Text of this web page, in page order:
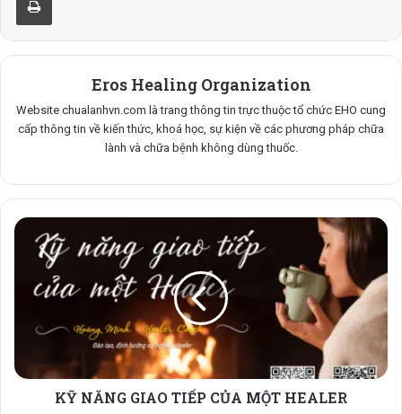
Eros Healing Organization
Website chualanhvn.com là trang thông tin trực thuộc tổ chức EHO cung
cấp thông tin về kiến thức, khoá học, sự kiện về các phương pháp chữa
lành và chữa bệnh không dùng thuốc.
KỸ NĂNG GIAO TIẾP CỦA MỘT HEALER